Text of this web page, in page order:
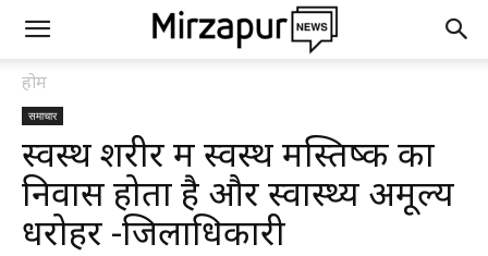
होम
समाचार
स्वस्थ शरीर में स्वस्थ मस्तिष्क का
निवास होता है और स्वास्थ्य अमूल्य
धरोहर -जिलाधिकारी